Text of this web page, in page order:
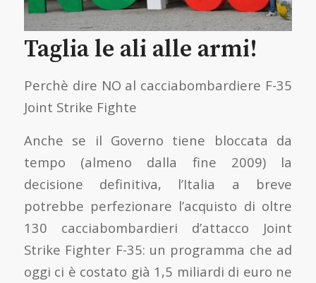
Taglia le ali alle armi!
Perchè dire NO al cacciabombardiere F-35
Joint Strike Fighte
Anche se il Governo tiene bloccata da
tempo (almeno dalla fine 2009) la
decisione definitiva, l’Italia a breve
potrebbe perfezionare l’acquisto di oltre
130 cacciabombardieri d’attacco Joint
Strike Fighter F-35: un programma che ad
oggi ci è costato già 1,5 miliardi di euro ne